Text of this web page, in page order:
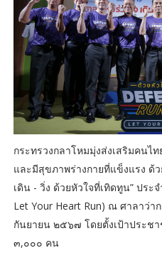
กระทรวงกลาโหมมุ่งส่งเสริมคน
และมีสุขภาพร่างกายที่แข็งแรง ด้
เดิน - วิ่ง ด้วยหัวใจที่เทิดทูน” ปร
Let Your Heart Run) ณ ศาลาว่
กันยายน ๒๕๖๗ โดยตั้งเป้าประช
๓,๐๐๐ คน